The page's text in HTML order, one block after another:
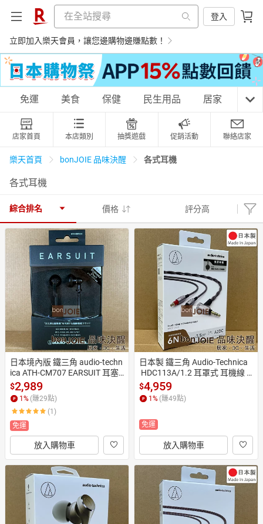
登入
立即加入樂天會員，讓您邊購物邊賺點數！
購物網分類
天天免運 美食蛋糕 養生保健
居家生活 3C家電 親子玩具
女裝 男裝 化妝保養 情趣用品
日本購物 電子/紙本書
HOT
免運 美食 保健 民生用品 居家 3C
店家首頁 本店類別 抽獎遊戲 促銷活動 聯絡店家
樂天首頁 bonJOIE 品味決醒 各式耳機
各式耳機
綜合排名 價格 評分高
日本境內版 鐵三角 audio-techn
ica ATH-CM707 EARSUIT 耳塞
式耳機
$2,989
1 % (賺29點)
(1)
免運
放入購物車
日本製 鐵三角 Audio-Technica
HDC113A/1.2 耳罩式 耳機線 A
2DC 升級線 耳道式 OFC
$4,959
1 % (賺49點)
免運
放入購物車